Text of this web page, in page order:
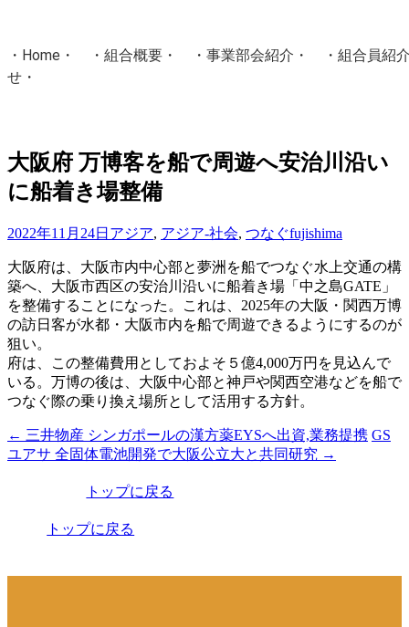
・ Home ・ ・ 組合概要 ・ ・ 事業部会紹介 ・ ・ 組合員紹
せ ・
協同組合Masters／
国土交通省・経済産業省・農林水産省・厚生労働省 認可
大阪府 万博客を船で周遊へ安治川沿い
に船着き場整備
2022年11月24日 アジア, アジア-社会, つなぐfujishima
大阪府は、大阪市内中心部と夢洲を船でつなぐ水上交通の構
築へ、大阪市西区の安治川沿いに船着き場「中之島GATE」
を整備することになった。これは、2025年の大阪・関西万博
の訪日客が水都・大阪市内を船で周遊できるようにするのが
狙い。
府は、この整備費用としておよそ５億4,000万円を見込んで
いる。万博の後は、大阪中心部と神戸や関西空港などを船で
つなぐ際の乗り換え場所として活用する方針。
投
稿
← 三井物産 シンガポールの漢方薬EYSへ出資,業務提携 GS
ユアサ 全固体電池開発で大阪公立大と共同研究 →
トップに戻る
トップに戻る